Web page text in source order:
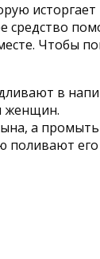
Чтобы
в
женщин.
а